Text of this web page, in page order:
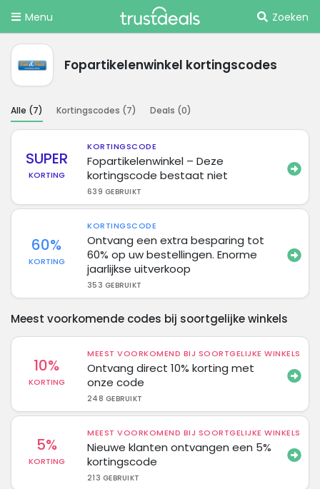
Menu Zoeken
Fopartikelenwinkel kortingscodes
Alle (7) Kortingscodes (7) Deals (0)
SUPER
KORTING
KORTINGSCODE
Fopartikelenwinkel – Deze
kortingscode bestaat niet
639 GEBRUIKT
60%
KORTING
KORTINGSCODE
Ontvang een extra besparing tot
60% op uw bestellingen. Enorme
jaarlijkse uitverkoop
353 GEBRUIKT
Meest voorkomende codes bij soortgelijke winkels
10%
KORTING
MEEST VOORKOMEND BIJ SOORTGELIJKE WINKELS
Ontvang direct 10% korting met
onze code
248 GEBRUIKT
5%
KORTING
MEEST VOORKOMEND BIJ SOORTGELIJKE WINKELS
Nieuwe klanten ontvangen een 5%
kortingscode
213 GEBRUIKT